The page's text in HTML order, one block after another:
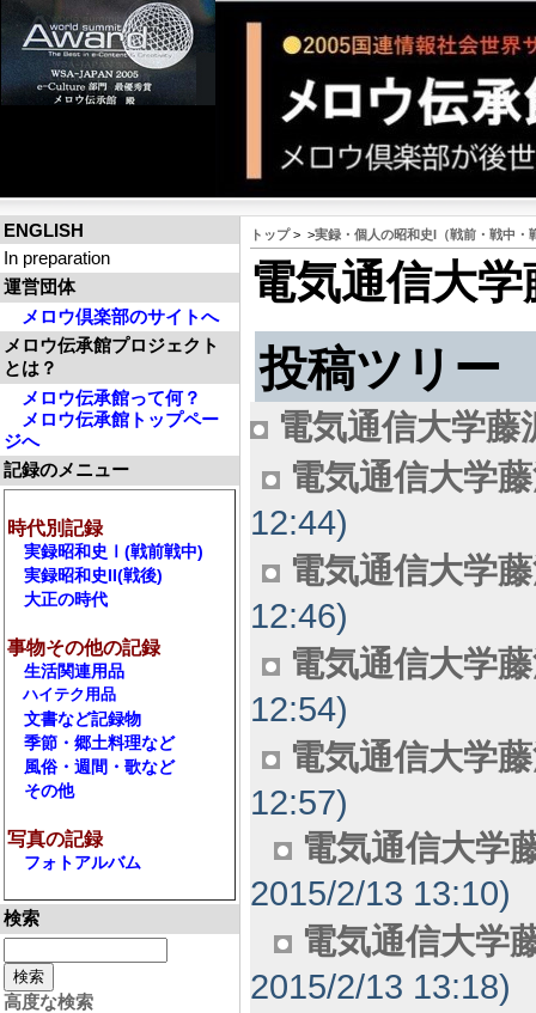
ENGLISH
In preparation
運営団体
メロウ倶楽部のサイトへ
メロウ伝承館プロジェクト
とは？
メロウ伝承館って何？
メロウ伝承館トップペー
ジへ
記録のメニュー
時代別記録
実録昭和史Ⅰ(戦前戦中)
実録昭和史II(戦後)
大正の時代
事物その他の記録
生活関連用品
ハイテク用品
文書など記録物
季節・郷土料理など
風俗・週間・歌など
その他
写真の記録
フォトアルバム
検索
高度な検索
トップ> >実録・個人の昭和史I（戦前・戦中・
電気通信大
投稿ツリー
電気通信大学藤
電気通信大学
12:44)
電気通信大学
12:46)
電気通信大学
12:54)
電気通信大学
12:57)
電気通信大学
2015/2/13 13:10)
電気通信大学
2015/2/13 13:18)